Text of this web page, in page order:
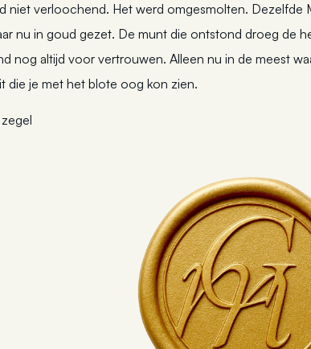
niet verloochend. Het werd omgesmolten. Dezelfde
nu in goud gezet. De munt die ontstond droeg de
nog altijd voor vertrouwen. Alleen nu in de meest
die je met het blote oog kon zien.